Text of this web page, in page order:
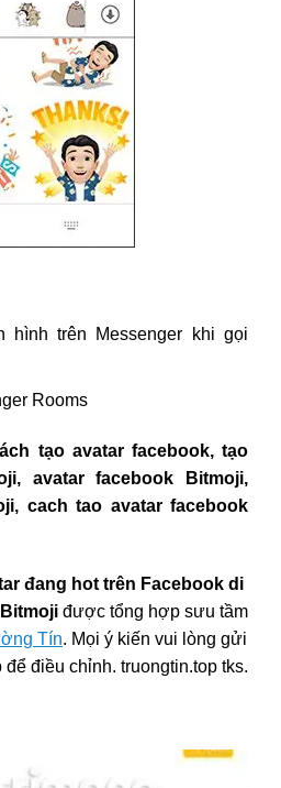
hình trên Messenger khi gọi
Rooms
tạo avatar facebook, tạo
avatar facebook Bitmoji,
cach tao avatar facebook
đang hot trên Facebook di
được tổng hợp sưu tầm
Tín. Mọi ý kiến vui lòng gửi
điều chỉnh. truongtin.top tks.